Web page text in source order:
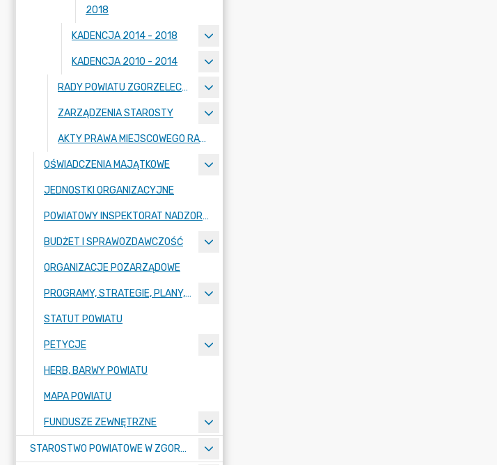
2018
KADENCJA 2014 - 2018
KADENCJA 2010 - 2014
RADY POWIATU ZGORZELECKIEGO
ZARZĄDZENIA STAROSTY
AKTY PRAWA MIEJSCOWEGO RADY POWIATU ZGORZELECKIEGO
OŚWIADCZENIA MAJĄTKOWE
JEDNOSTKI ORGANIZACYJNE
POWIATOWY INSPEKTORAT NADZORU BUDOWLANEGO
BUDŻET I SPRAWOZDAWCZOŚĆ
ORGANIZACJE POZARZĄDOWE
PROGRAMY, STRATEGIE, PLANY, RAPORTY
STATUT POWIATU
PETYCJE
HERB, BARWY POWIATU
MAPA POWIATU
FUNDUSZE ZEWNĘTRZNE
STAROSTWO POWIATOWE W ZGORZELCU